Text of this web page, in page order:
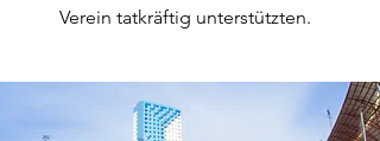
Verein tatkräftig unterstützten.